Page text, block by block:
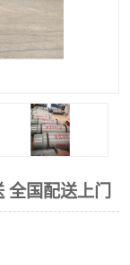
国配送上门